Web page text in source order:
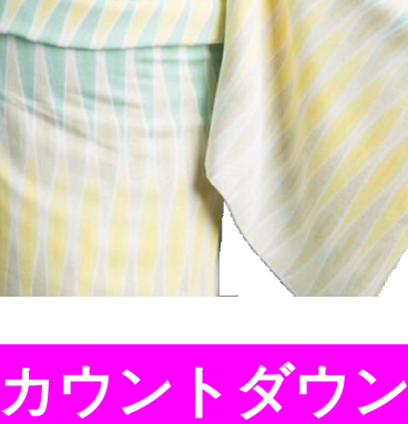
カウントダウン